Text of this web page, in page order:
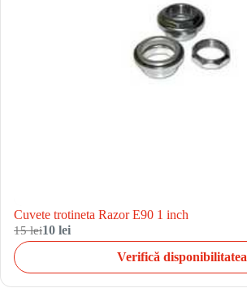
Cuvete trotineta Razor E90 1 inch
15 lei10 lei
Verifică disponibilitatea